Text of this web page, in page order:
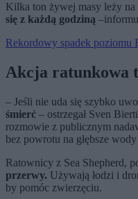
Kilka ton żywej masy leży na
się z każdą godziną
Rekordowy spadek poziomu
Akcja ratunkowa
– Jeśli nie uda się szybko
śmierć – ostrzegał Sven
rozmowie z publicznym
bez powrotu na głębsze
Ratownicy z Sea Shepherd,
przerwy. Używają łodzi i
by pomóc zwierzęciu.